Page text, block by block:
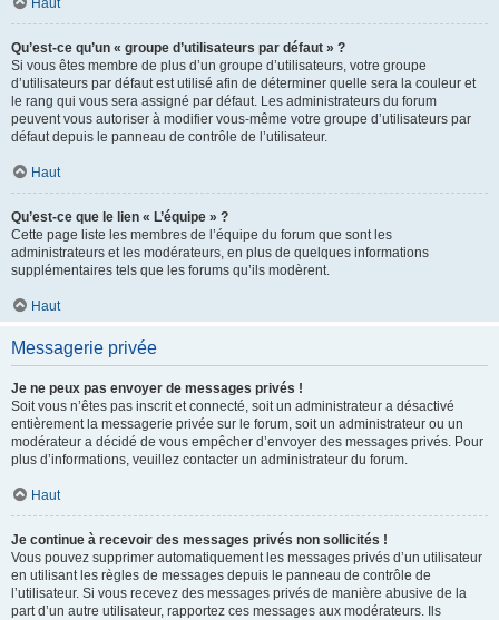
Haut
Qu’est-ce qu’un « groupe d’utilisateurs par défaut » ?
Si vous êtes membre de plus d’un groupe d’utilisateurs, votre groupe
d’utilisateurs par défaut est utilisé afin de déterminer quelle sera la couleur et
le rang qui vous sera assigné par défaut. Les administrateurs du forum
peuvent vous autoriser à modifier vous-même votre groupe d’utilisateurs par
défaut depuis le panneau de contrôle de l’utilisateur.
Haut
Qu’est-ce que le lien « L’équipe » ?
Cette page liste les membres de l’équipe du forum que sont les
administrateurs et les modérateurs, en plus de quelques informations
supplémentaires tels que les forums qu’ils modèrent.
Haut
Messagerie privée
Je ne peux pas envoyer de messages privés !
Soit vous n’êtes pas inscrit et connecté, soit un administrateur a désactivé
entièrement la messagerie privée sur le forum, soit un administrateur ou un
modérateur a décidé de vous empêcher d’envoyer des messages privés. Pour
plus d’informations, veuillez contacter un administrateur du forum.
Haut
Je continue à recevoir des messages privés non sollicités !
Vous pouvez supprimer automatiquement les messages privés d’un utilisateur
en utilisant les règles de messages depuis le panneau de contrôle de
l’utilisateur. Si vous recevez des messages privés de manière abusive de la
part d’un autre utilisateur, rapportez ces messages aux modérateurs. Ils